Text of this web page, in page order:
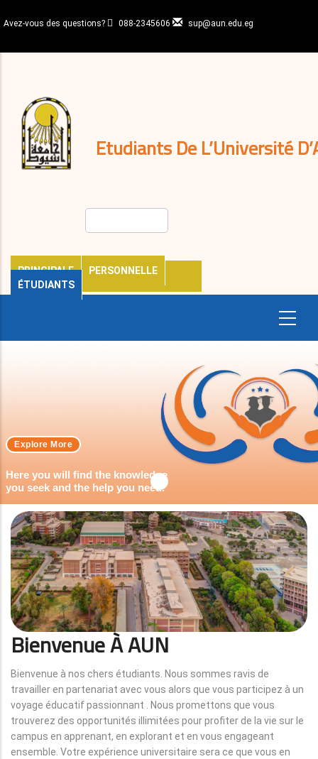
au
principal
Avez-vous des questions? 088-2345606 sup@aun.edu.eg
Etudiants De L’Université
PRINCIPALE
PERSONNELLE
ÉTUDIANTS
décisions
Expatriés
Journal
Here you will find the knowledge
you seek and the help you need.
Explore More
Bienvenue À AUN
Bienvenue à nos chers étudiants. Nous sommes ravis de
travailler en partenariat avec vous alors que vous participez à un
voyage éducatif passionnant . Nous promettons que vous
trouverez des opportunités illimitées pour profiter de la vie sur le
campus en apprenant, en explorant et en vous engageant
ensemble. Votre expérience universitaire sera ce que vous en